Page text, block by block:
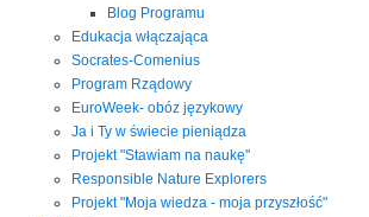
Blog Programu
Edukacja włączająca
Socrates-Comenius
Program Rządowy
EuroWeek- obóz językowy
Ja i Ty w świecie pieniądza
Projekt "Stawiam na naukę"
Responsible Nature Explorers
Projekt "Moja wiedza - moja przyszłość"